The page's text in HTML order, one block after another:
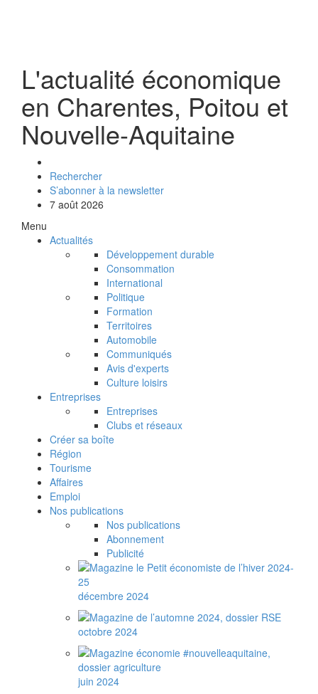
L'actualité économique
en Charentes, Poitou et
Nouvelle-Aquitaine
Rechercher
S’abonner à la newsletter
7 août 2026
Menu
Actualités
Développement durable
Consommation
International
Politique
Formation
Territoires
Automobile
Communiqués
Avis d'experts
Culture loisirs
Entreprises
Entreprises
Clubs et réseaux
Créer sa boîte
Région
Tourisme
Affaires
Emploi
Nos publications
Nos publications
Abonnement
Publicité
décembre 2024
octobre 2024
juin 2024